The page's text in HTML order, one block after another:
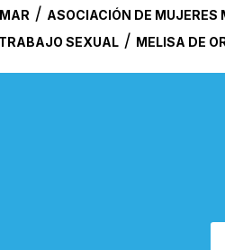
/ ASOCIACIÓN DE MUJERES
SEXUAL / MELISA DE